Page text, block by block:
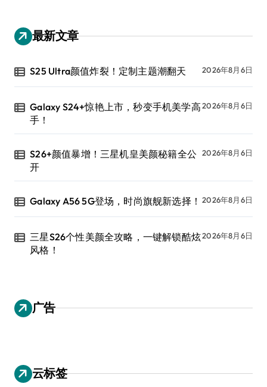
最新文章
S25 Ultra颜值炸裂！定制主题潮翻天 2026年8月6日
Galaxy S24+惊艳上市，秒变手机美学高
手！
2026年8月6日
S26+颜值暴增！三星机皇美颜秘籍全公
开
2026年8月6日
Galaxy A56 5G登场，时尚旗舰新选择！ 2026年8月6日
三星S26个性美颜全攻略，一键解锁酷炫
风格！
2026年8月6日
广告
云标签